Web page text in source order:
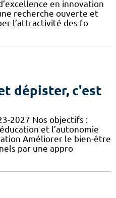
en innovation
recherche ouverte et
l’attractivité des fo
dépister, c'est
2027 Nos objectifs :
et l’autonomie
Améliorer le bien-être
par une appro